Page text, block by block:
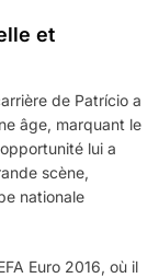
et
de Patrício a
âge, marquant le
lui a
scène,
nationale
Euro 2016, où il